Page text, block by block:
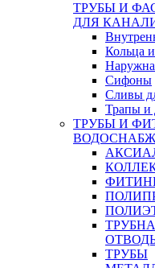
ТРУБЫ И
ДЛЯ
Кольца
Сифоны
Сливы
Трапы и
ТРУБЫ И
ТРУБЫ